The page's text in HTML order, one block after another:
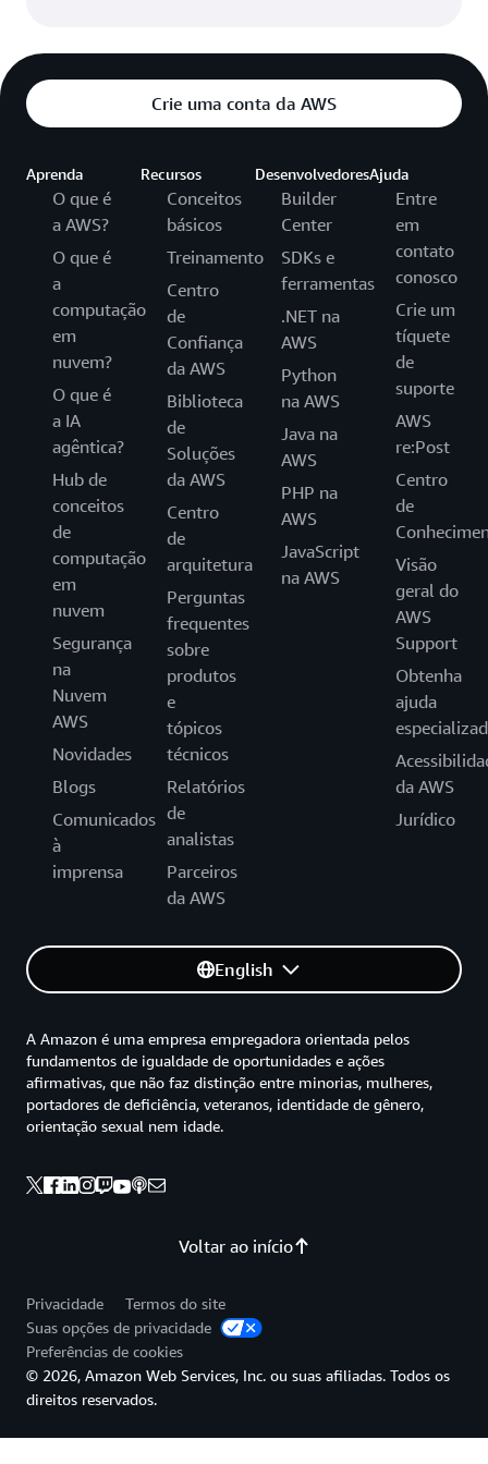
Crie uma conta da AWS
Aprenda
O que é
a AWS?
O que é
a
computação
em
nuvem?
O que é
a IA
agêntica?
Hub de
conceitos
de
computação
em
nuvem
Segurança
na
Nuvem
AWS
Novidades
Blogs
Comunicados
à
imprensa
Recursos
Conceitos
básicos
Treinamento
Centro
de
Confiança
da AWS
Biblioteca
de
Soluções
da AWS
Centro
de
arquitetura
Perguntas
frequentes
sobre
produtos
e
tópicos
técnicos
Relatórios
de
analistas
Parceiros
da AWS
Desenvolvedores
Builder
Center
SDKs e
ferramentas
.NET na
AWS
Python
na AWS
Java na
AWS
PHP na
AWS
JavaScript
na AWS
Ajuda
Entre
em
contato
conosco
Crie um
tíquete
de
suporte
AWS
re:Post
Centro
de
Visão
geral do
AWS
Support
Obtenha
ajuda
da AWS
Jurídico
English
Voltar ao início
A Amazon é uma empresa empregadora orientada pelos
fundamentos de igualdade de oportunidades e ações
afirmativas, que não faz distinção entre minorias, mulheres,
portadores de deficiência, veteranos, identidade de gênero,
orientação sexual nem idade.
Privacidade
Termos do site
Suas opções de privacidade
Preferências de cookies
© 2026, Amazon Web Services, Inc. ou suas afiliadas. Todos os
direitos reservados.